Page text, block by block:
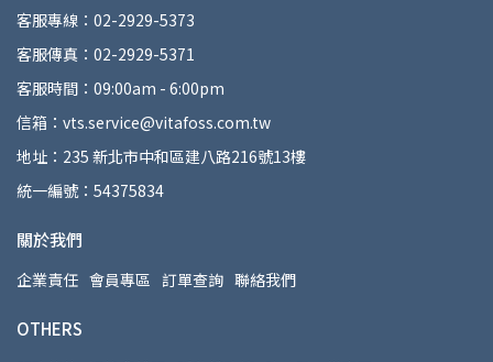
客服專線：02-2929-5373
客服傳真：02-2929-5371
客服時間：09:00am - 6:00pm
信箱：vts.service@vitafoss.com.tw
地址：235 新北市中和區建八路216號13樓
統一編號：54375834
關於我們
企業責任 會員專區 訂單查詢 聯絡我們
OTHERS